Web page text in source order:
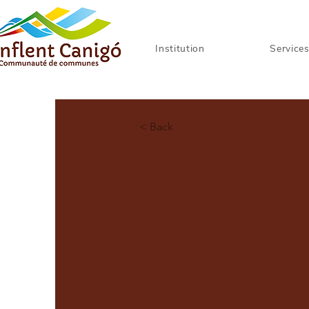
Institution Services
< Back